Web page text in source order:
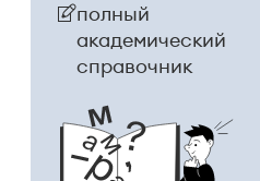
полный
академический
справочник